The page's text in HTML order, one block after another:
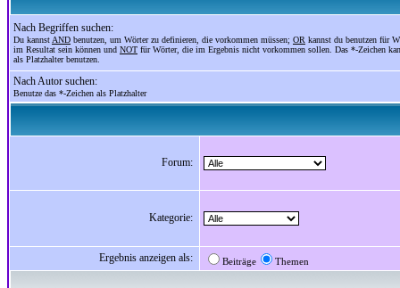
Nach Begriffen suchen:
Du kannst AND benutzen, um Wörter zu definieren, die vorkommen müssen; OR kannst du benutzen für
im Resultat sein können und NOT für Wörter, die im Ergebnis nicht vorkommen sollen. Das *-Zeichen
als Platzhalter benutzen.
Nach Autor suchen:
Benutze das *-Zeichen als Platzhalter
Forum:
Kategorie:
Ergebnis anzeigen als: Beiträge Themen